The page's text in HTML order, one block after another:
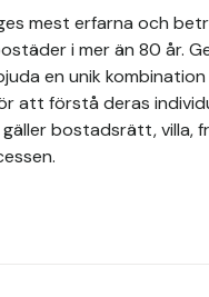
mest erfarna och
i mer än 80 år.
en unik
att förstå deras
bostadsrätt, villa,